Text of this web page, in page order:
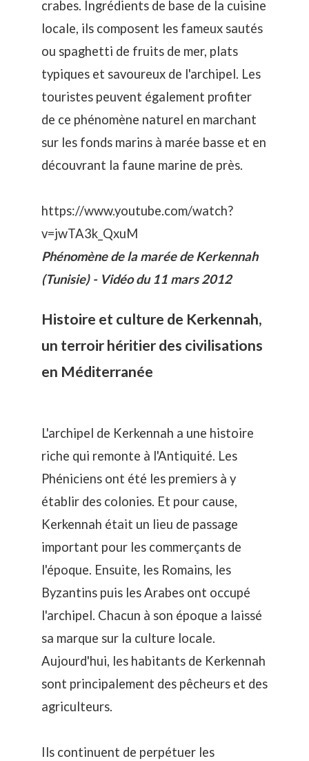
crabes. Ingrédients de base de la cuisine
locale, ils composent les fameux sautés
ou spaghetti de fruits de mer, plats
typiques et savoureux de l'archipel. Les
touristes peuvent également profiter
de ce phénomène naturel en marchant
sur les fonds marins à marée basse et en
découvrant la faune marine de près.
https://www.youtube.com/watch?
v=jwTA3k_QxuM
Phénomène de la marée de Kerkennah
(Tunisie) - Vidéo du 11 mars 2012
Histoire et culture de Kerkennah,
un terroir héritier des civilisations
en Méditerranée
L'archipel de Kerkennah a une histoire
riche qui remonte à l'Antiquité. Les
Phéniciens ont été les premiers à y
établir des colonies. Et pour cause,
Kerkennah était un lieu de passage
important pour les commerçants de
l'époque. Ensuite, les Romains, les
Byzantins puis les Arabes ont occupé
l'archipel. Chacun à son époque a laissé
sa marque sur la culture locale.
Aujourd'hui, les habitants de Kerkennah
sont principalement des pêcheurs et des
agriculteurs.
Ils continuent de perpétuer les